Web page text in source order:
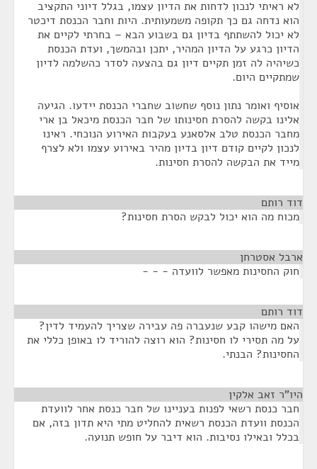
לא ראיתי לנכון לדחות את הדיון עצמו, בגלל דיוני התקציב
הוא נדחה גם כך תקופה משמעותית. היות וחבר הכנסת דיכטר
לא יכול להשתתף בדיון גם בשבוע הבא – בחרתי לקיים את
הדיון כרגע על הדיון המהיר, יתכן ובהמשך, ועדת הכנסת
כשיהיה לה זמן תקיים דיון גם בהצעה לסדר כהשלמה לדיון
שמתקיים היום.
אוסיף ואומר נתון נוסף שחשוב שחברי הכנסת יידעו. הגיעה
אלינו בקשה להסרת חסינותו של חבר הכנסת מיכאל בן ארי
מחבר הכנסת טלב אלסאנע בעקבות האירוע הנוכחי. ראינו
לנכון לקיים קודם דיון בדיון מהיר באירוע עצמו ולא לצרף
מייד את הבקשה להסרת חסינות.
דוד רותם
מכוח מה הוא יכול לבקש הסרת חסינות?
ארבל אסטרחן
חוק החסינות מאפשר לוועדה - - -
דוד רותם
האם מישהו קבע שנעברה פה עבירה שצריך להעמיד לדין?
על מה תסירי לו חסינות? הוא רוצה להוריד לו באופן כללי את
החסינות? הבנתי.
היו"ר זאב אלקין
חבר כנסת רשאי לפנות בעניינו של חבר כנסת אחר לוועדת
הכנסת וועדת הכנסת רשאית להחליט מתי היא תדון בזה, אם
בכלל ובאילו נסיבות. הוא דיבר על חופש תנועה.